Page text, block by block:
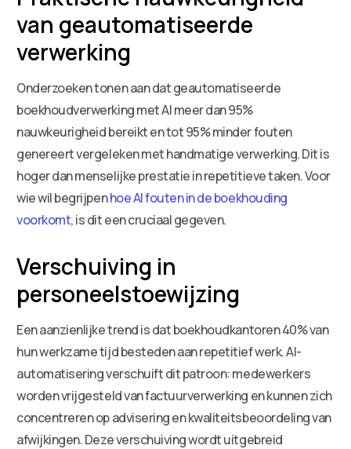
van geautomatiseerde
verwerking
Onderzoeken tonen aan dat geautomatiseerde
boekhoudverwerking met AI meer dan 95%
nauwkeurigheid bereikt en tot 95% minder fouten
genereert vergeleken met handmatige verwerking. Dit is
hoger dan menselijke prestatie in repetitieve taken. Voor
wie wil begrijpenhoe AI fouten in de boekhouding
voorkomt, is dit een cruciaal gegeven.
Verschuiving in
personeelstoewijzing
Een aanzienlijke trend is dat boekhoudkantoren 40% van
hun werkzame tijd besteden aan repetitief werk. AI-
automatisering verschuift dit patroon: medewerkers
worden vrijgesteld van factuurverwerking en kunnen zich
concentreren op advisering en kwaliteitsbeoordeling van
afwijkingen. Deze verschuiving wordt uitgebreid